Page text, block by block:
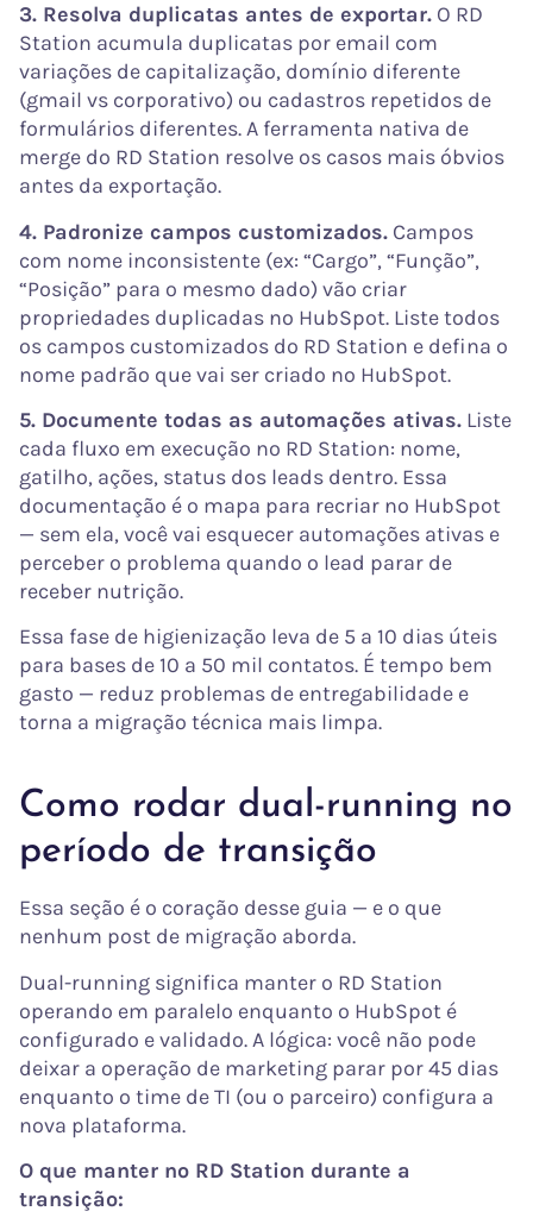
3. Resolva duplicatas antes de exportar. O RD
Station acumula duplicatas por email com
variações de capitalização, domínio diferente
(gmail vs corporativo) ou cadastros repetidos de
formulários diferentes. A ferramenta nativa de
merge do RD Station resolve os casos mais óbvios
antes da exportação.
4. Padronize campos customizados. Campos
com nome inconsistente (ex: “Cargo”, “Função”,
“Posição” para o mesmo dado) vão criar
propriedades duplicadas no HubSpot. Liste todos
os campos customizados do RD Station e defina o
nome padrão que vai ser criado no HubSpot.
5. Documente todas as automações ativas. Liste
cada fluxo em execução no RD Station: nome,
gatilho, ações, status dos leads dentro. Essa
documentação é o mapa para recriar no HubSpot
— sem ela, você vai esquecer automações ativas e
perceber o problema quando o lead parar de
receber nutrição.
Essa fase de higienização leva de 5 a 10 dias úteis
para bases de 10 a 50 mil contatos. É tempo bem
gasto — reduz problemas de entregabilidade e
torna a migração técnica mais limpa.
Como rodar dual-running no
período de transição
Essa seção é o coração desse guia — e o que
nenhum post de migração aborda.
Dual-running significa manter o RD Station
operando em paralelo enquanto o HubSpot é
configurado e validado. A lógica: você não pode
deixar a operação de marketing parar por 45 dias
enquanto o time de TI (ou o parceiro) configura a
nova plataforma.
O que manter no RD Station durante a
transição: